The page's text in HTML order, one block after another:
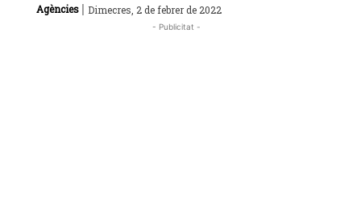
Agències | Dimecres, 2 de febrer de 2022
- Publicitat -